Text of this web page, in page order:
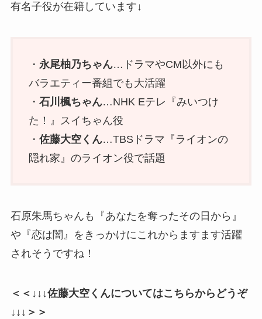
有名子役が在籍しています↓
・ 永尾柚乃ちゃん…ドラマやCM以外にも
バラエティー番組でも大活躍
・ 石川楓ちゃん…NHK Eテレ『みいつけ
た！』スイちゃん役
・ 佐藤大空くん…TBSドラマ『ライオンの
隠れ家』のライオン役で話題
石原朱馬ちゃんも『あなたを奪ったその日から』
や『恋は闇』をきっかけにこれからますます活躍
されそうですね！
＜＜↓↓↓佐藤大空くんについてはこちらからどうぞ
↓↓↓＞＞